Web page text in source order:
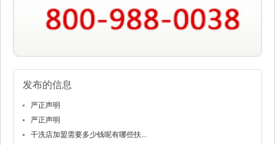
发布的信息
严正声明
严正声明
干洗店加盟需要多少钱呢有哪些扶...